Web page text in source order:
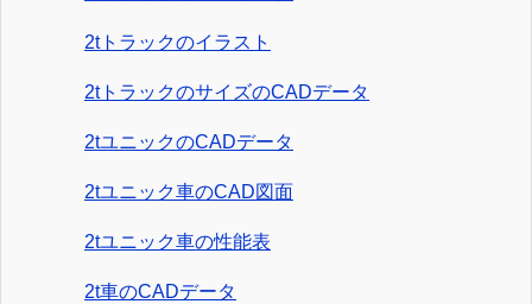
2tトラックのイラスト
2tトラックのサイズのCADデータ
2tユニックのCADデータ
2tユニック車のCAD図面
2tユニック車の性能表
2t車のCADデータ